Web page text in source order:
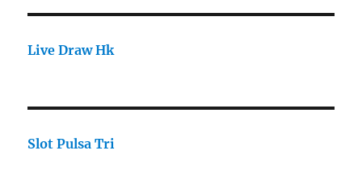
Live Draw Hk
Slot Pulsa Tri